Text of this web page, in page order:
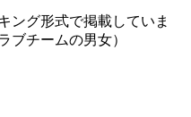
ング形式で掲載していま
ブチームの男女）